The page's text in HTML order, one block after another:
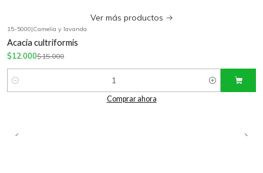
Ver más productos
15-5000|Camelia y lavanda
Acacia cultriformis
$12.000$15.000
Cantidad
Comprar ahora